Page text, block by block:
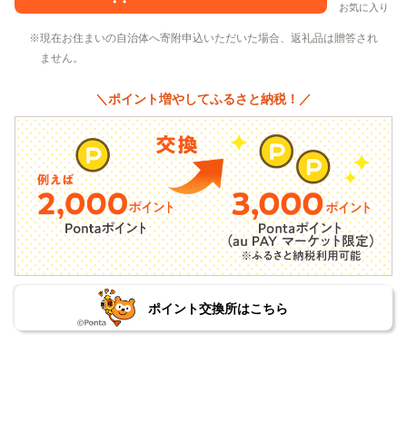
お気に入り
現在お住まいの自治体へ寄附申込いただいた場合、返礼品は贈答され
ません。
＼ポイント増やしてふるさと納税！／
ポイント交換所はこちら